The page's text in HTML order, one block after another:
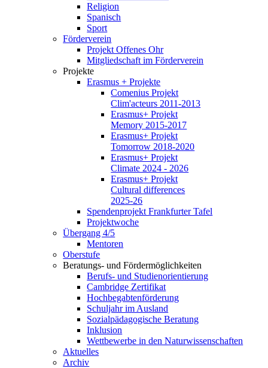
Religion
Spanisch
Sport
Förderverein
Projekt Offenes Ohr
Mitgliedschaft im Förderverein
Projekte
Erasmus + Projekte
Comenius Projekt
Clim'acteurs 2011-2013
Erasmus+ Projekt
Memory 2015-2017
Erasmus+ Projekt
Tomorrow 2018-2020
Erasmus+ Projekt
Climate 2024 - 2026
Erasmus+ Projekt
Cultural differences
2025-26
Spendenprojekt Frankfurter Tafel
Projektwoche
Übergang 4/5
Mentoren
Oberstufe
Beratungs- und Fördermöglichkeiten
Berufs- und Studienorientierung
Cambridge Zertifikat
Hochbegabtenförderung
Schuljahr im Ausland
Sozialpädagogische Beratung
Inklusion
Wettbewerbe in den Naturwissenschaften
Aktuelles
Archiv